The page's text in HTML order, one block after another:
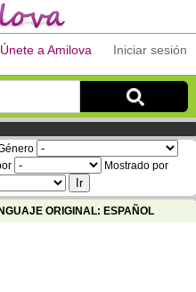
Iniciar sesión
Únete a Amilova
Mostrado por
ORIGINAL: ESPAÑOL